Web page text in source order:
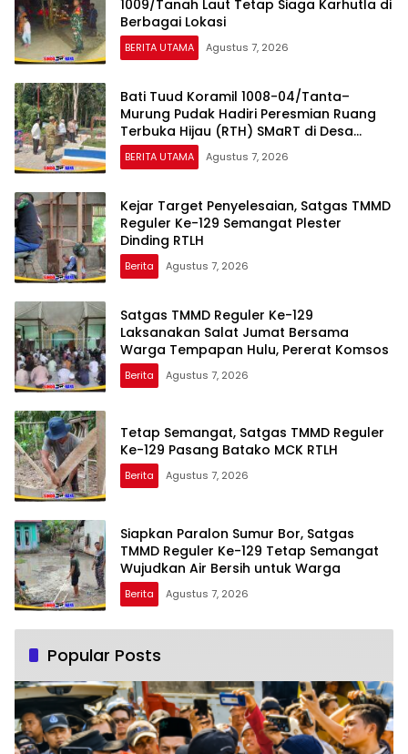
1009/Tanah Laut Tetap Siaga Karhutla di
Berbagai Lokasi
BERITA UTAMA Agustus 7, 2026
Bati Tuud Koramil 1008-04/Tanta–
Murung Pudak Hadiri Peresmian Ruang
Terbuka Hijau (RTH) SMaRT di Desa
Padangin
BERITA UTAMA Agustus 7, 2026
Kejar Target Penyelesaian, Satgas TMMD
Reguler Ke-129 Semangat Plester
Dinding RTLH
Berita Agustus 7, 2026
Satgas TMMD Reguler Ke-129
Laksanakan Salat Jumat Bersama
Warga Tempapan Hulu, Pererat Komsos
Berita Agustus 7, 2026
Tetap Semangat, Satgas TMMD Reguler
Ke-129 Pasang Batako MCK RTLH
Berita Agustus 7, 2026
Siapkan Paralon Sumur Bor, Satgas
TMMD Reguler Ke-129 Tetap Semangat
Wujudkan Air Bersih untuk Warga
Berita Agustus 7, 2026
Popular Posts